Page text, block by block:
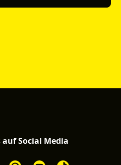
auf Social Media